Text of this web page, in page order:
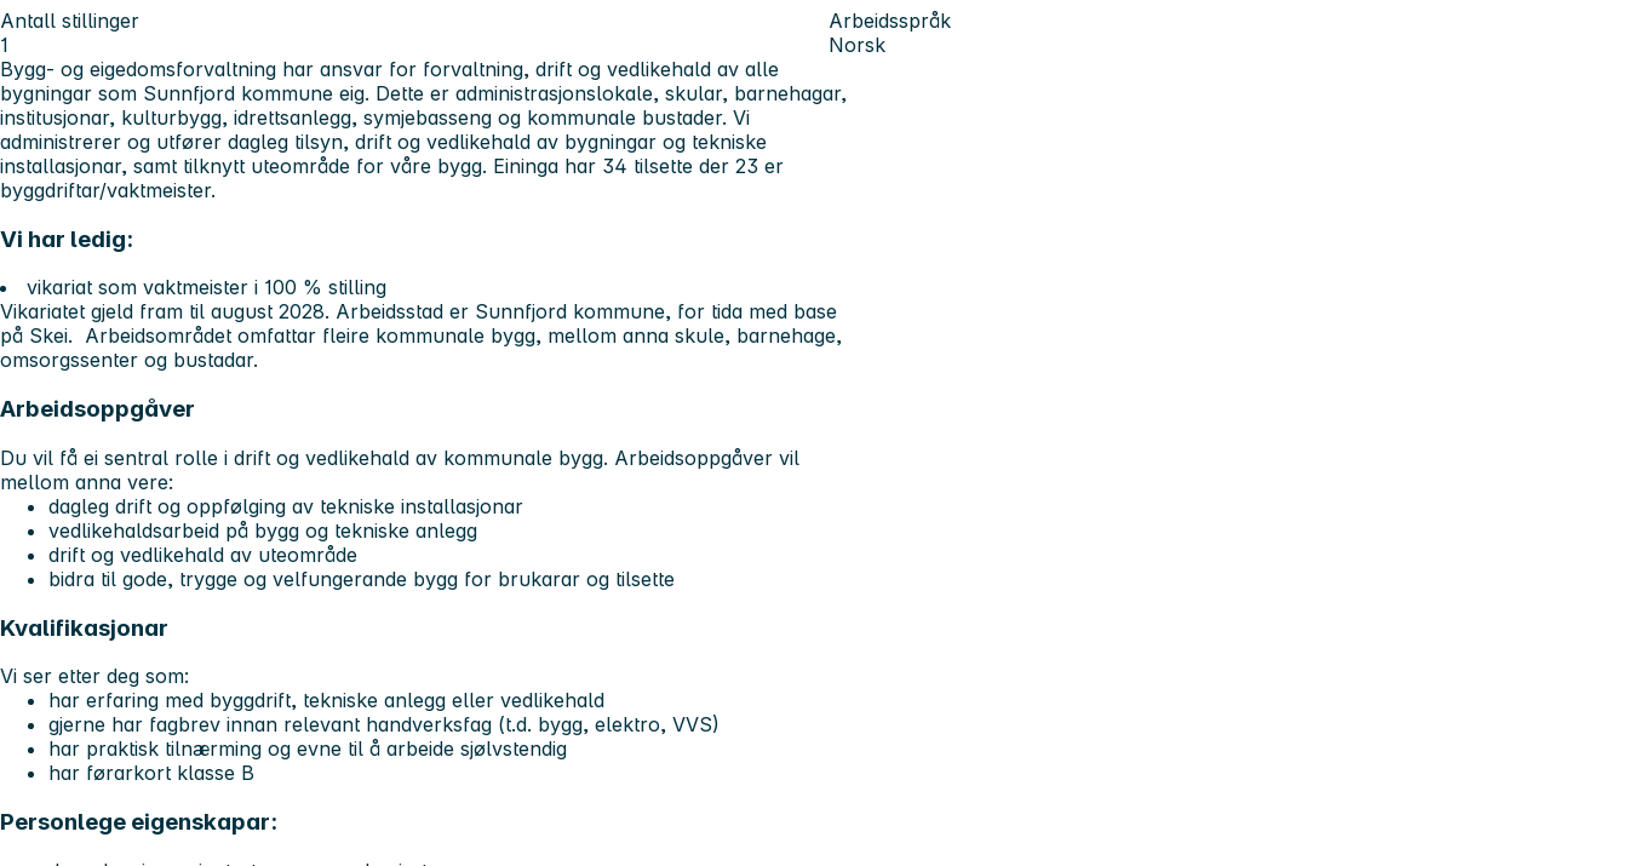
Antall stillinger
1
Arbeidsspråk
Norsk
Bygg- og eigedomsforvaltning har ansvar for forvaltning, drift og vedlikehald av alle
bygningar som Sunnfjord kommune eig. Dette er administrasjonslokale, skular, barnehagar,
institusjonar, kulturbygg, idrettsanlegg, symjebasseng og kommunale bustader. Vi
administrerer og utfører dagleg tilsyn, drift og vedlikehald av bygningar og tekniske
installasjonar, samt tilknytt uteområde for våre bygg. Eininga har 34 tilsette der 23 er
byggdriftar/vaktmeister.
Vi har ledig:
vikariat som vaktmeister i 100 % stilling
Vikariatet gjeld fram til august 2028. Arbeidsstad er Sunnfjord kommune, for tida med base
på Skei. Arbeidsområdet omfattar fleire kommunale bygg, mellom anna skule, barnehage,
omsorgssenter og bustadar.
Arbeidsoppgåver
Du vil få ei sentral rolle i drift og vedlikehald av kommunale bygg. Arbeidsoppgåver vil
mellom anna vere:
dagleg drift og oppfølging av tekniske installasjonar
vedlikehaldsarbeid på bygg og tekniske anlegg
drift og vedlikehald av uteområde
bidra til gode, trygge og velfungerande bygg for brukarar og tilsette
Kvalifikasjonar
Vi ser etter deg som:
har erfaring med byggdrift, tekniske anlegg eller vedlikehald
gjerne har fagbrev innan relevant handverksfag (t.d. bygg, elektro, VVS)
har praktisk tilnærming og evne til å arbeide sjølvstendig
har førarkort klasse B
Personlege eigenskapar: